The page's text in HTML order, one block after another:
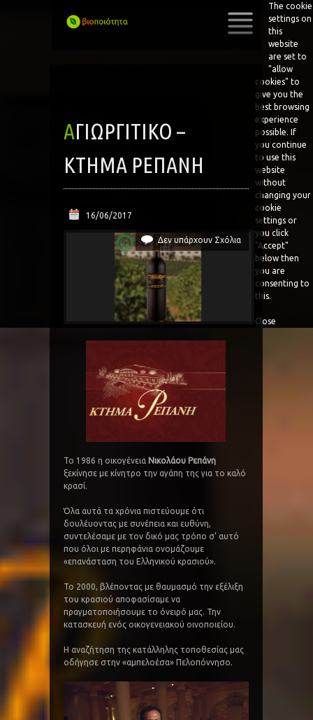
ΑΓΙΩΡΓΊΤΙΚΟ –
ΚΤΉΜΑ ΡΕΠΑΝΗ
16/06/2017
Δεν υπάρχουν Σχόλια
Το 1986 η οικογένεια Νικολάου Ρεπάνη
ξεκίνησε με κίνητρο την αγάπη της για το καλό
κρασί.
Όλα αυτά τα χρόνια πιστεύουμε ότι
δουλέυοντας με συνέπεια και ευθύνη,
συντελέσαμε με τον δικό μας τρόπο σ’ αυτό
που όλοι με περηφάνια ονομάζουμε
«επανάσταση του Ελληνικού κρασιού».
Το 2000, βλέποντας με θαυμασμό την εξέλιξη
του κρασιού αποφασίσαμε να
πραγματοποιήσουμε το όνειρό μας. Την
κατασκευή ενός οικογενειακού οινοποιείου.
Η αναζήτηση της κατάλληλης τοποθεσίας μας
οδήγησε στην «αμπελοέσα» Πελοπόννησο.
The cookie
settings on
this
website
are set to
"allow
cookies" to
give you the
best browsing
experience
possible. If
you continue
to use this
website
without
changing your
cookie
settings or
you click
"Accept"
below then
you are
consenting to
this.
Close